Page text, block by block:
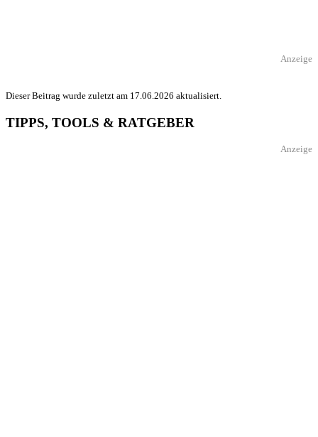
Anzeige
Dieser Beitrag wurde zuletzt am 17.06.2026 aktualisiert.
TIPPS, TOOLS & RATGEBER
Anzeige